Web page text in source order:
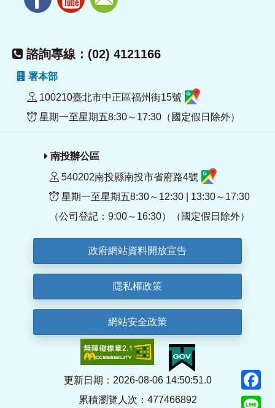
諮詢專線：(02) 4121166
署本部
100210臺北市中正區福州街15號
星期一至星期五8:30～17:30（國定假日除外）
南投辦公區
540202南投縣南投市省府路4號
星期一至星期五8:30～12:30 | 13:30～17:30
（公司登記：9:00～16:30）（國定假日除外）
政府網站資料開放宣告
隱私權政策
網站安全政策
更新日期：2026-08-06 14:50:51.0
累積瀏覽人次：477466892